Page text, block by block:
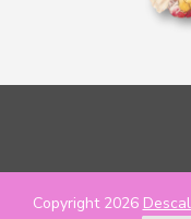
Copyright 2026